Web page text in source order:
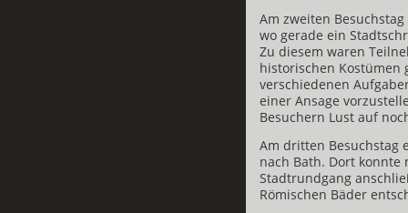
Am zweiten
wo gerade ein
Zu diesem waren
historischen Kostümen
verschiedenen
einer Ansage
Besuchern Lust auf
Am dritten Besuchstag
nach Bath. Dort
Stadtrundgang
Römischen Bäder